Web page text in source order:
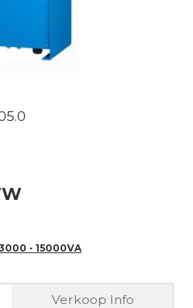
- 15000VA
Verkoop Info